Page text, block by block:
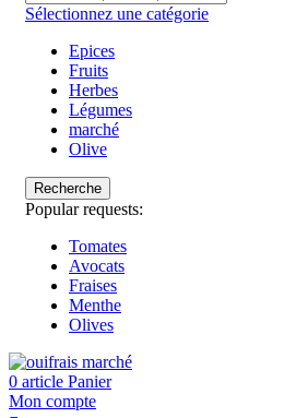
Sélectionnez une catégorie
Epices
Fruits
Herbes
Légumes
marché
Olive
Recherche
Popular requests:
Tomates
Avocats
Fraises
Menthe
Olives
marché
0 article Panier
Mon compte